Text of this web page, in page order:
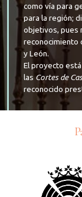
como vía para
para la región;
objetivos, pues
reconocimiento
y León.
El proyecto
lasCortes de
reconocido